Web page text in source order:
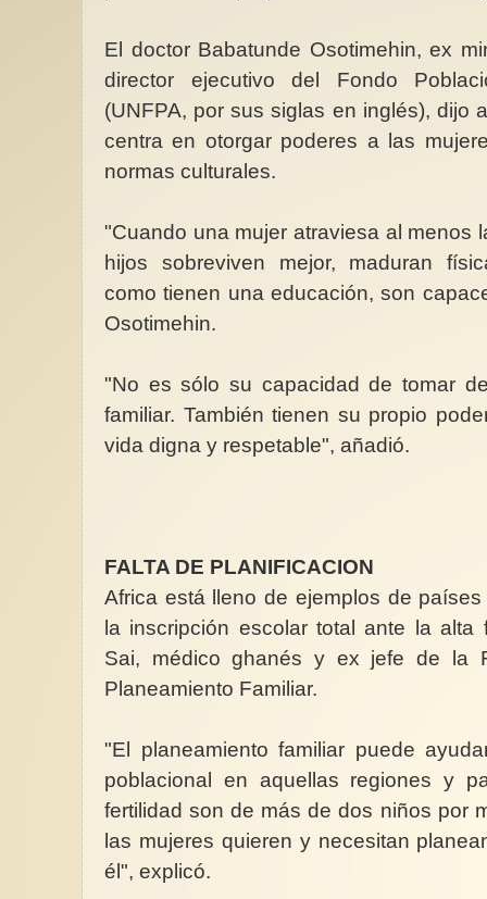
El doctor Babatunde Osotimehin, ex
director ejecutivo del Fondo
(UNFPA, por sus siglas en inglés), dijo
centra en otorgar poderes a las
normas culturales.
"Cuando una mujer atraviesa al menos
hijos sobreviven mejor, maduran
como tienen una educación, son
Osotimehin.
"No es sólo su capacidad de tomar
familiar. También tienen su propio
vida digna y respetable", añadió.
FALTA DE PLANIFICACION
Africa está lleno de ejemplos de
la inscripción escolar total ante la alta
Sai, médico ghanés y ex jefe de la
Planeamiento Familiar.
"El planeamiento familiar puede
poblacional en aquellas regiones y
fertilidad son de más de dos niños por
las mujeres quieren y necesitan
él", explicó.